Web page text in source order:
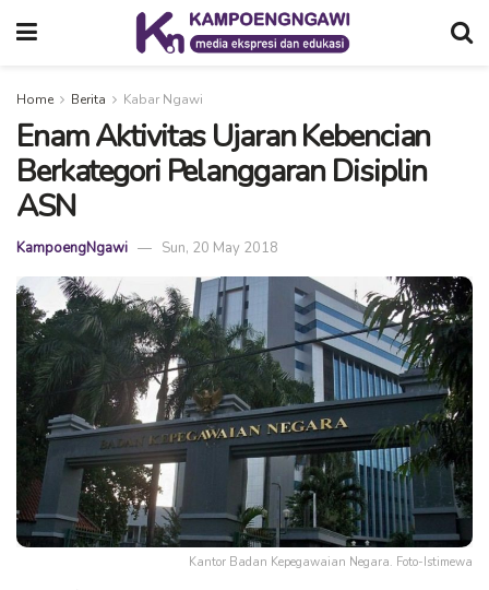
Home Berita Kabar Ngawi
Enam Aktivitas Ujaran Kebencian
Berkategori Pelanggaran Disiplin
ASN
KampoengNgawi Sun, 20 May 2018
Kantor Badan Kepegawaian Negara. Foto-Istimewa